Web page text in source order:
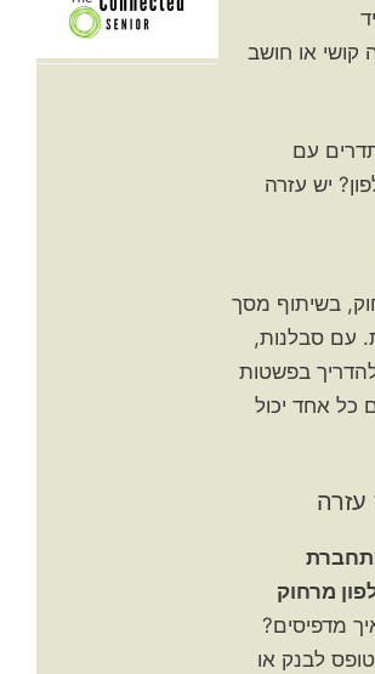
קושי או חושב
עם
יש עזרה
בשיתוף מסך
עם סבלנות,
בפשטות
כל אחד יכול
מרחוק
מדפיסים?
לבנק או